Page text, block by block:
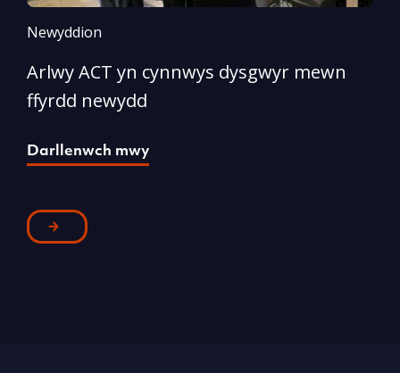
Newyddion
Arlwy ACT yn cynnwys dysgwyr mewn
ffyrdd newydd
Darllenwch mwy